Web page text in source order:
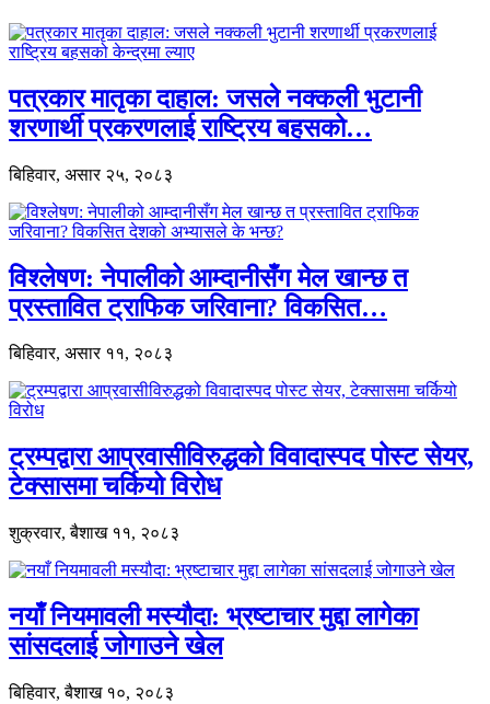
पत्रकार मातृका दाहाल: जसले नक्कली भुटानी
शरणार्थी प्रकरणलाई राष्ट्रिय बहसको…
बिहिवार, असार २५, २०८३
विश्लेषण: नेपालीको आम्दानीसँग मेल खान्छ त
प्रस्तावित ट्राफिक जरिवाना? विकसित…
बिहिवार, असार ११, २०८३
ट्रम्पद्वारा आप्रवासीविरुद्धको विवादास्पद पोस्ट सेयर,
टेक्सासमा चर्कियो विरोध
शुक्रवार, बैशाख ११, २०८३
नयाँ नियमावली मस्यौदा: भ्रष्टाचार मुद्दा लागेका
सांसदलाई जोगाउने खेल
बिहिवार, बैशाख १०, २०८३